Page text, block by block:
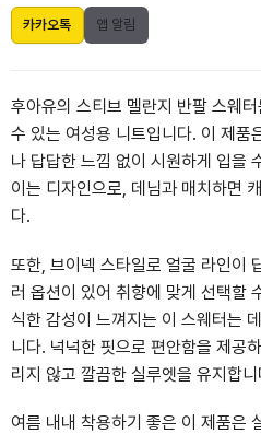
카카오톡 앱 알림
후아유의 스티브 멜란지 반팔 스웨
수 있는 여성용 니트입니다. 이 제품
나 답답한 느낌 없이 시원하게 입을
이는 디자인으로, 데님과 매치하면
다.
또한, 브이넥 스타일로 얼굴 라인이
러 옵션이 있어 취향에 맞게 선택할
식한 감성이 느껴지는 이 스웨터는
니다. 넉넉한 핏으로 편안함을 제공
리지 않고 깔끔한 실루엣을 유지합니
여름 내내 착용하기 좋은 이 제품은